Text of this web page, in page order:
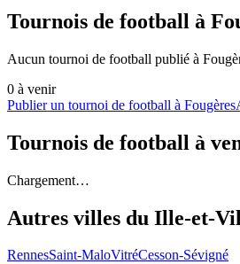
Tournois de football à
Aucun tournoi de football publié à
0 à venir
Publier un tournoi de football à Fougères
Tournois de football à
Chargement…
Autres villes du Ille-et-
RennesSaint-MaloVitréCesson-Sévigné